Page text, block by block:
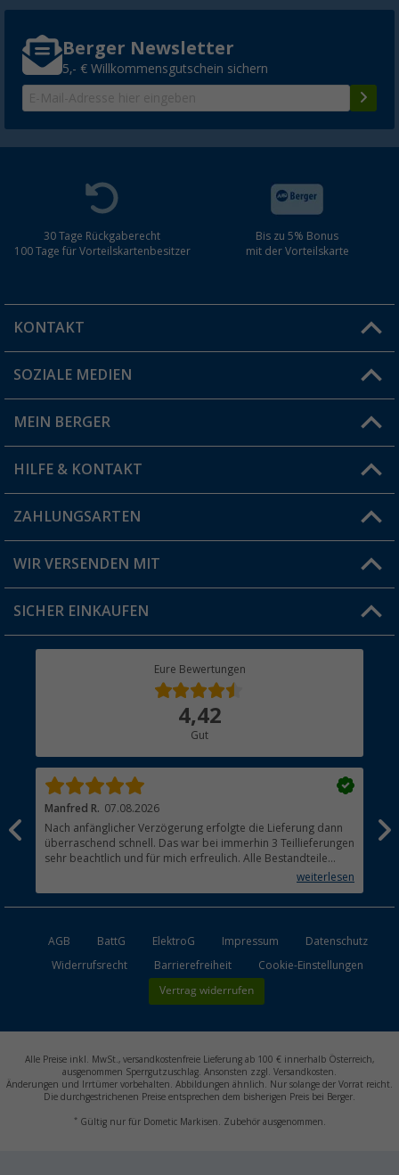
Berger Newsletter
5,- € Willkommensgutschein sichern
30 Tage Rückgaberecht
100 Tage für Vorteilskartenbesitzer
Bis zu 5% Bonus
mit der Vorteilskarte
KONTAKT
Du hast eine Frage?
Filiale finden
SOZIALE MEDIEN
MEIN BERGER
Vorteilskarte
Blog
Jobs & Karriere
HILFE & KONTAKT
FAQ & Kontakt
Versandinformationen
Rücksendung
ZAHLUNGSARTEN
WIR VERSENDEN MIT
SICHER EINKAUFEN
Eure Bewertungen
4,42
Gut
Manfred R. 07.08.2026
Nach anfänglicher Verzögerung erfolgte die Lieferung dann
überraschend schnell. Das war bei immerhin 3 Teillieferungen
sehr beachtlich und für mich erfreulich. Alle Bestandteile
waren gut verpackt und in Ordnung. Das Gerät (Gasgrill)weiterlesen
AGB BattG ElektroG Impressum
Datenschutz
Widerrufsrecht
Barrierefreiheit Cookie-Einstellungen
Vertrag widerrufen
Alle Preise inkl. MwSt., versandkostenfreie Lieferung ab 100 € innerhalb Österreich,
ausgenommen Sperrgutzuschlag. Ansonsten zzgl. Versandkosten.
Änderungen und Irrtümer vorbehalten. Abbildungen ähnlich. Nur solange der Vorrat reicht.
Die durchgestrichenen Preise entsprechen dem bisherigen Preis bei Berger.
*Gültig nur für Dometic Markisen. Zubehör ausgenommen.